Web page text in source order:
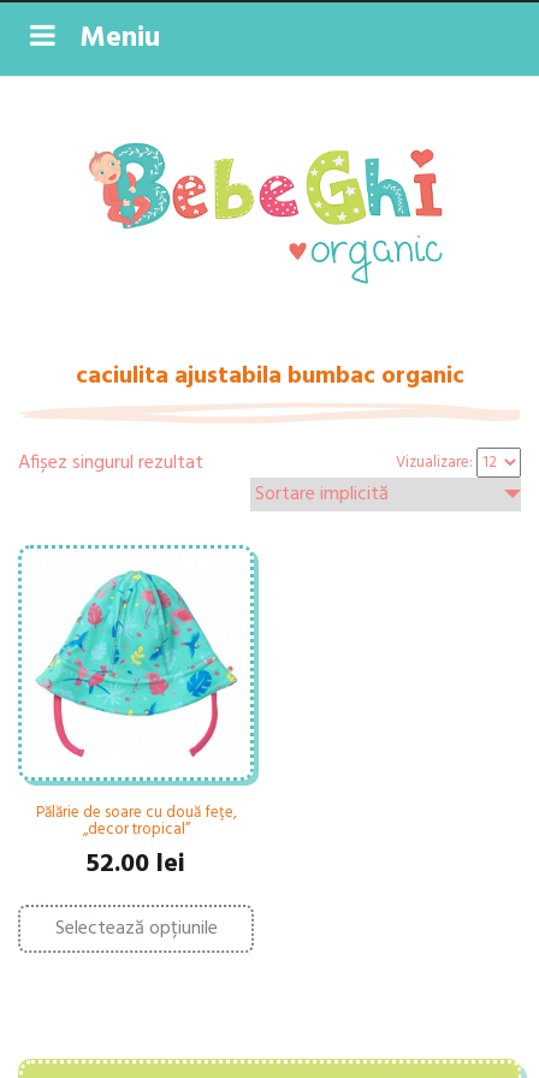
Meniu
caciulita ajustabila bumbac organic
Afișez singurul rezultat Vizualizare:
Pălărie de soare cu două fețe,
„decor tropical”
52.00 lei
Selectează opțiunile
Acest
produs
are
pot